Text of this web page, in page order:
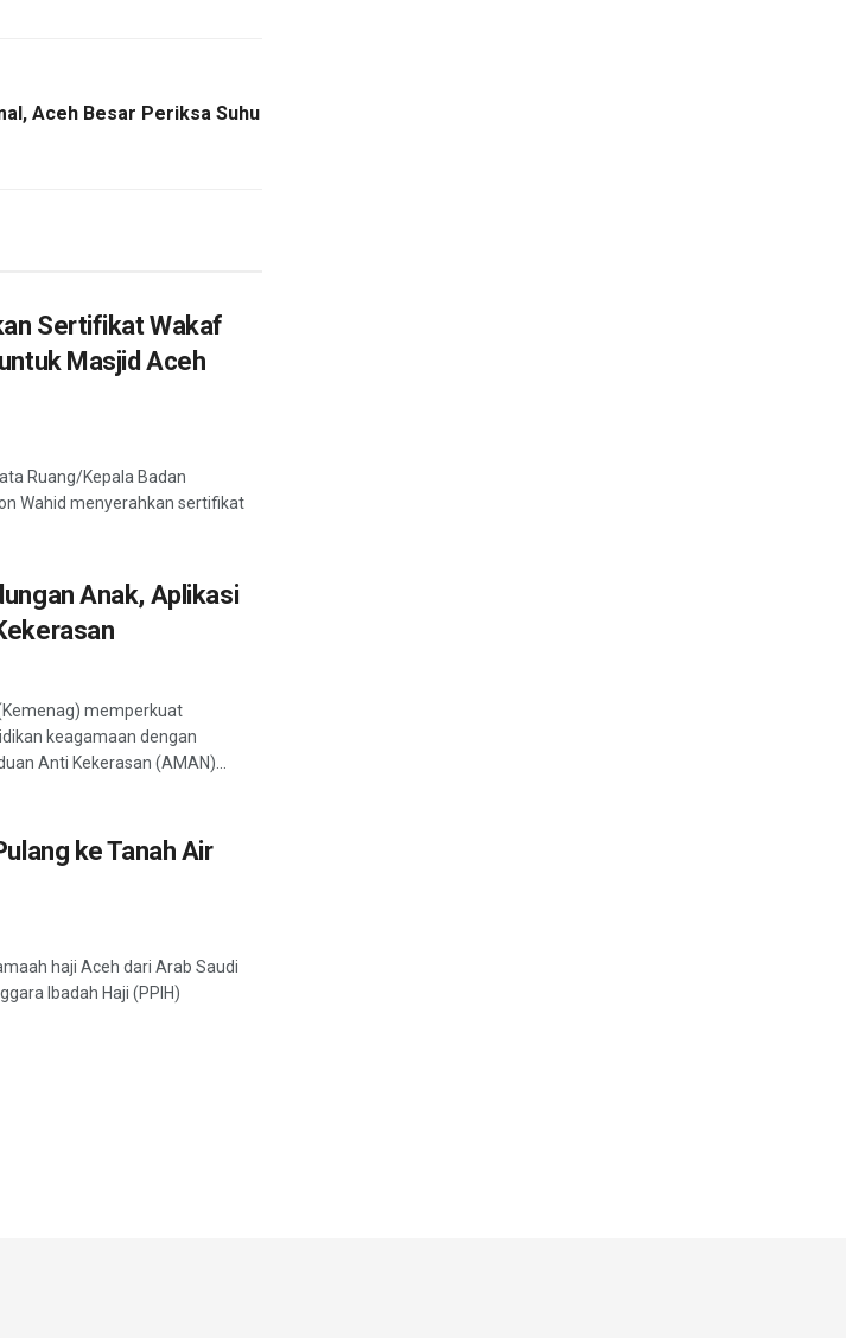
Aceh Besar Periksa Suhu
Sertifikat Wakaf
Masjid Aceh
Ruang/Kepala Badan
Wahid menyerahkan sertifikat
Anak, Aplikasi
memperkuat
keagamaan dengan
Anti Kekerasan (AMAN)...
ke Tanah Air
haji Aceh dari Arab Saudi
Ibadah Haji (PPIH)